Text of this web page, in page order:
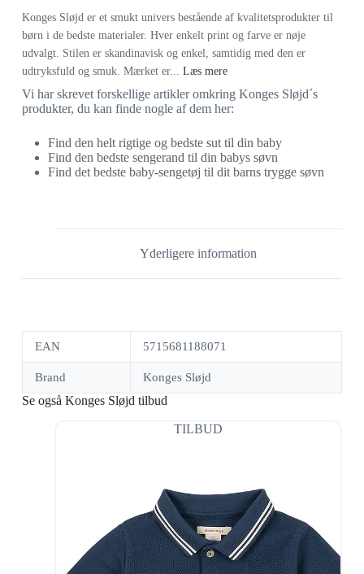
Konges Sløjd er et smukt univers bestående af kvalitetsprodukter til
børn i de bedste materialer. Hver enkelt print og farve er nøje
udvalgt. Stilen er skandinavisk og enkel, samtidig med den er
udtryksfuld og smuk. Mærket er... Læs mere
Vi har skrevet forskellige artikler omkring Konges Sløjd´s
produkter, du kan finde nogle af dem her:
Find den helt rigtige og bedste sut til din baby
Find den bedste sengerand til din babys søvn
Find det bedste baby-sengetøj til dit barns trygge søvn
Yderligere information
EAN 5715681188071
Brand Konges Sløjd
Se også Konges Sløjd tilbud
TILBUD